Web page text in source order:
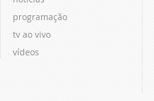
programação
tv ao vivo
vídeos